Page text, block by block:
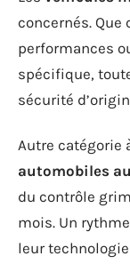
concernés. Que
performances
spécifique,
sécurité
Autre catégorie
automobiles
du contrôle
mois. Un
leur